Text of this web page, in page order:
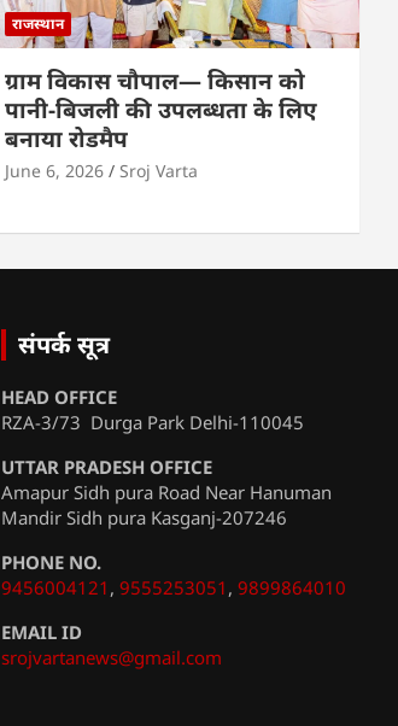
राजस्थान
ग्राम विकास चौपाल— किसान को
पानी-बिजली की उपलब्धता के लिए
बनाया रोडमैप
June 6, 2026 Sroj Varta
संपर्क सूत्र
HEAD OFFICE
RZA-3/73 Durga Park Delhi-110045
UTTAR PRADESH OFFICE
Amapur Sidh pura Road Near Hanuman
Mandir Sidh pura Kasganj-207246
PHONE NO.
9456004121 , 9555253051 , 9899864010
EMAIL ID
srojvartanews@gmail.com